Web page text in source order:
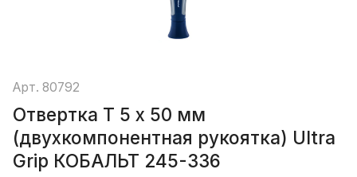
Арт. 80792
Отвертка T 5 х 50 мм
(двухкомпонентная рукоятка) Ultra
Grip КОБАЛЬТ 245-336